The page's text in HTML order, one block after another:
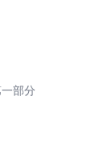
部分